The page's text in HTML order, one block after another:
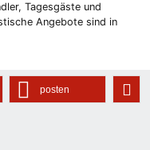
Tagesgäste und
Angebote sind in
posten